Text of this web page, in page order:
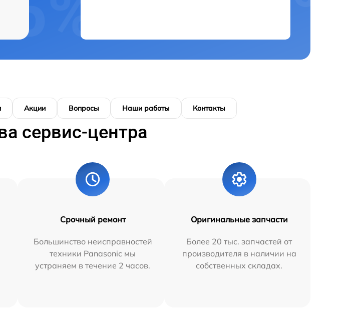
Акции Вопросы Наши работы Контакты
сервис-центра
Срочный ремонт
Большинство неисправностей
техники Panasonic мы
устраняем в течение 2 часов.
Оригинальные запчасти
Более 20 тыс. запчастей от
производителя в наличии на
собственных складах.